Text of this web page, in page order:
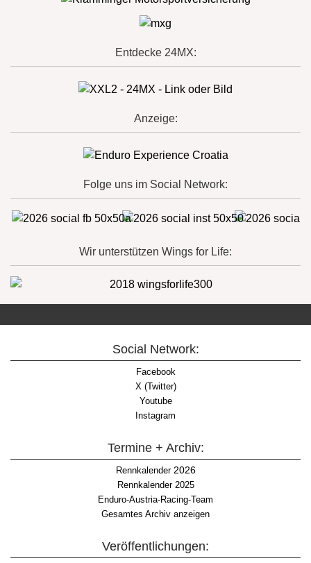
Entdecke 24MX:
Anzeige:
Folge uns im Social Network:
Wir unterstützen Wings for Life:
Social Network:
Facebook
X (Twitter)
Youtube
Instagram
Termine + Archiv:
Rennkalender2026
Rennkalender 2025
Enduro-Austria-Racing-Team
Gesamtes Archiv anzeigen
Veröffentlichungen: